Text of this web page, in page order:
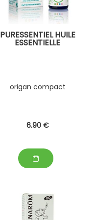
PURESSENTIEL HUILE
ESSENTIELLE
origan compact
6.90 €